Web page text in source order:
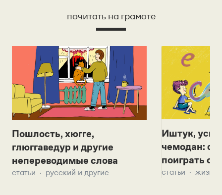
почитать на грамоте
Пошлость, хюгге,
глюггаведур и другие
непереводимые слова
статьи русский и другие
Иштук,
чемодан:
поиграть с
статьи жизнь